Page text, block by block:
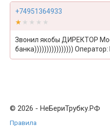
+74951364933
★★★★★
★★★★★
Звонил якобы ДИРЕКТОР
банка)))))))))))))))) Оператор:
© 2026 - НеБериТрубку.РФ
Правила